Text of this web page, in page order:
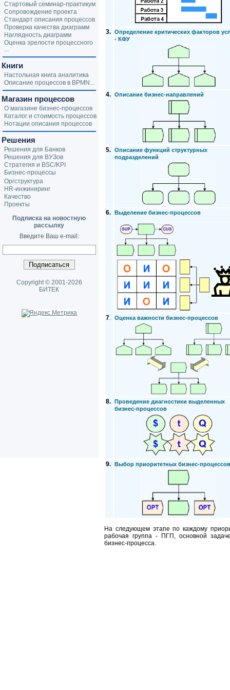
3. Определение критических факторов
- КФУ
4. Описание бизнес-направлений
5. Описание функций структурных
подразделений
6. Выделение бизнес-процессов
7. Оценка важности бизнес-процессов
8. Проведение диагностики выделенных
бизнес-процессов
9. Выбор приоритетных бизнес-процессов
На следующем этапе по каждому
рабочая группа - ПГП, основной
бизнес-процесса.
Стартовый семинар-практикум
Сопровождение проекта
Стандарт описания процессов
Проверка качества диаграмм
Наглядность диаграмм
Оценка зрелости процессного
...
Книги
Настольная книга аналитика
Описание процессов в BPMN...
Магазин процессов
О магазине бизнес-процессов
Каталог и стоимость процессов
Нотации описания процессов
Решения
Решения для Банков
Решения для ВУЗов
Стратегия и BSC/KPI
Бизнес-процессы
Оргструктура
HR-инжиниринг
Качество
Проекты
Подписка на новостную
рассылку
Введите Ваш e-mail:
Copyright © 2001-2026
БИТЕК